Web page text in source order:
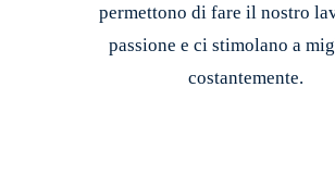
permettono di fare il nostro
passione e ci stimolano a
costantemente.